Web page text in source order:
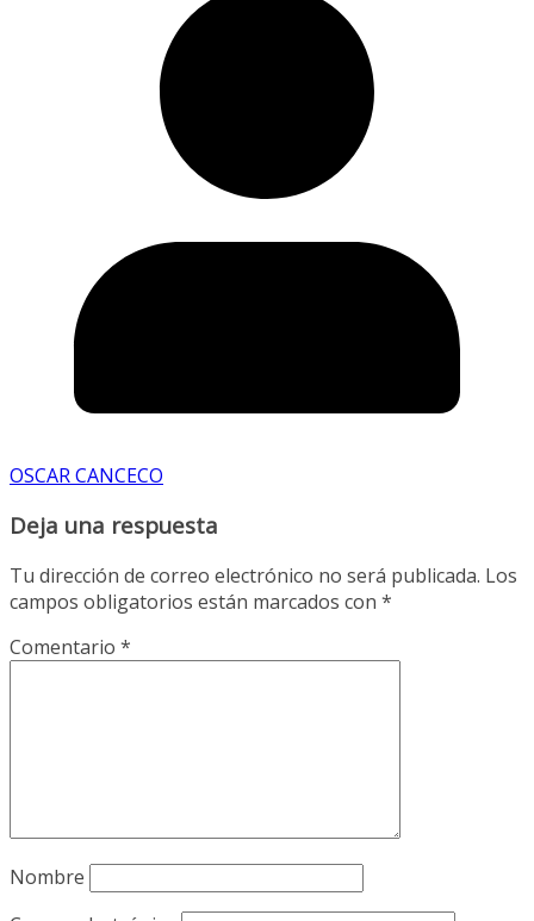
OSCAR CANCECO
Deja una respuesta
Tu dirección de correo electrónico no será publicada. Los
campos obligatorios están marcados con *
Comentario *
Nombre